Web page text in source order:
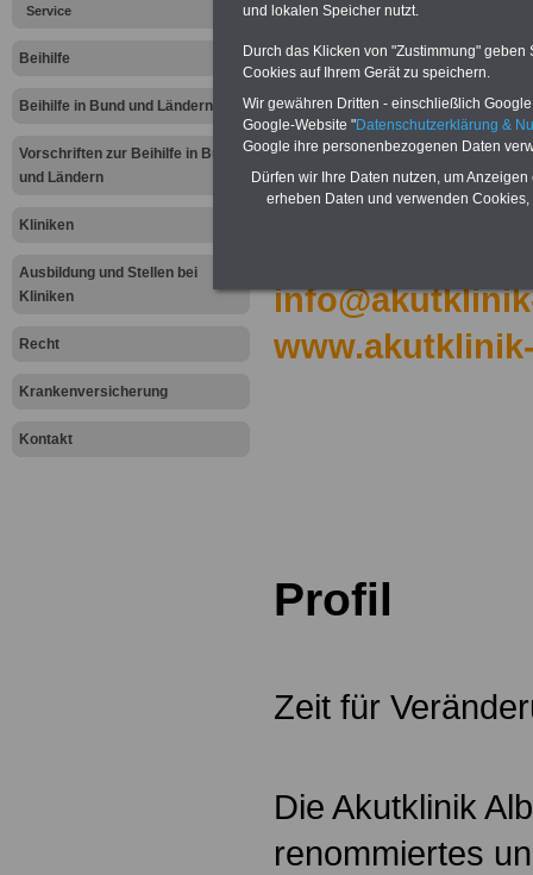
Service
Beihilfe
Beihilfe in Bund und Ländern
Vorschriften zur Beihilfe in Bund
und Ländern
Kliniken
Ausbildung und Stellen bei
Kliniken
Recht
Krankenversicherung
Kontakt
GmbH
Unter Nank 64
72461 Albstadt
Tel: 07432 /
90717-0
Profil
Zeit für
Die Akutklinik
renommiertes
und lokalen Speicher nutzt.
Durch das Klicken von "Zustimmung"
Cookies auf Ihrem Gerät zu speichern.
Wir gewähren Dritten - einschließlich
Google-Website "Datenschutzerklärung &
Google ihre personenbezogenen Daten
Dürfen wir Ihre Daten nutzen, um
erheben Daten und verwenden